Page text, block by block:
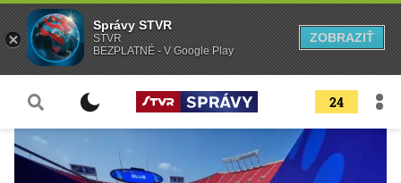
24
Správy STVR
STVR
BEZPLATNÉ - V Google Play
ZOBRAZIŤ